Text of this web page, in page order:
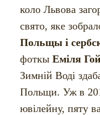
коло Львова
свято, яке
Польщы і
фоткы Еміля
Зимній Воді
Польщи. Уж в
ювілейну, пяту